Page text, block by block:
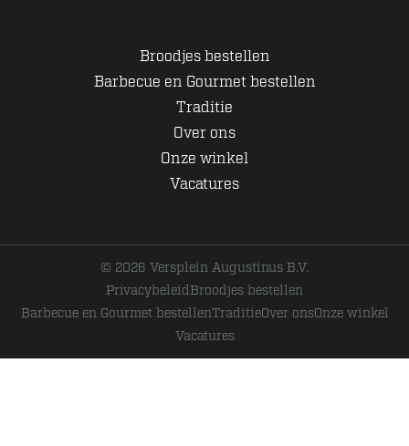
Broodjes bestellen
Barbecue en Gourmet bestellen
Traditie
Over ons
Onze winkel
Vacatures
© 2026 Versplein Augustinus B.V.
PrivacybeleidBroodjes bestellen
Barbecue en Gourmet bestellenTraditieOver onsOnze winkel
Vacatures